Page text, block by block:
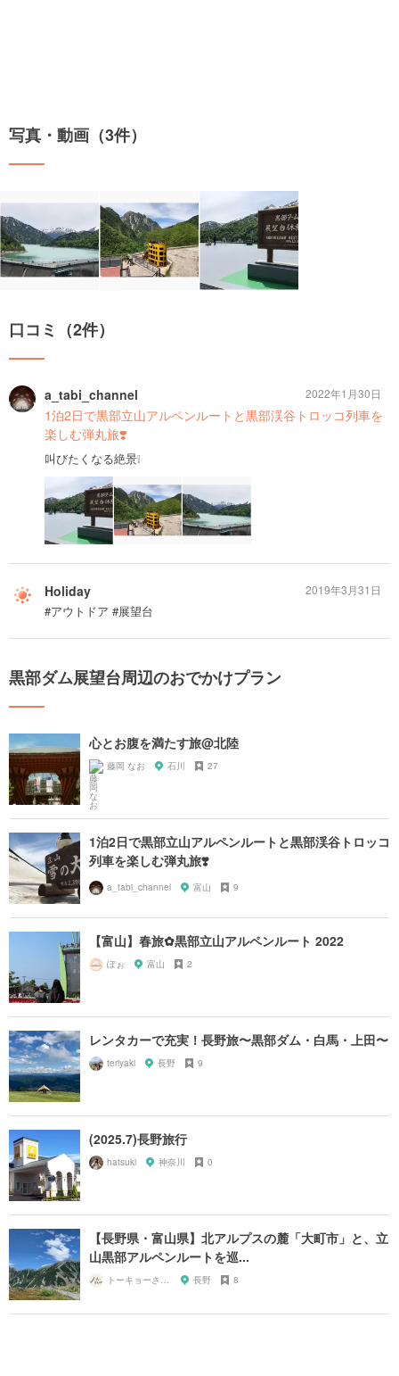
写真・動画（3件）
口コミ（2件）
a_tabi_channel
1泊2日で黒部立山アルペンルートと黒部渓谷トロッコ列車を
楽しむ弾丸旅❣️
叫びたくなる絶景❕
2022年1月30日
Holiday
#アウトドア #展望台
2019年3月31日
黒部ダム展望台周辺のおでかけプラン
心とお腹を満たす旅@北陸
藤岡 なお 石川 27
1泊2日で黒部立山アルペンルートと黒部渓谷トロッコ
列車を楽しむ弾丸旅❣️
a_tabi_channel 富山 9
【富山】春旅✿黒部立山アルペンルート 2022
ぽぉ 富山 2
レンタカーで充実！長野旅〜黒部ダム・白馬・上田〜
teriyaki 長野 9
(2025.7)長野旅行
hatsuki 神奈川 0
【長野県・富山県】北アルプスの麓「大町市」と、立
山黒部アルペンルートを巡...
トーキョーさんぽ 長野 8